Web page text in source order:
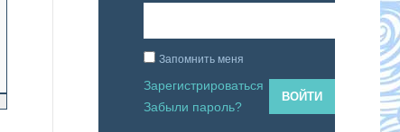
Запомнить меня
ВОЙТИ
Зарегистрироваться
Забыли пароль?